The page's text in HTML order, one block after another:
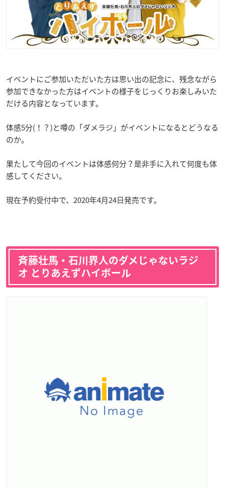
イベントにご参加いただいた方は思い出の記念に、残念ながら
参加できなかった方はイベントの様子をじっくりお楽しみいた
だける内容となっています。
体感5分(！？)と噂の「ダメラジ」がイベントになるとどうなる
のか。
果たして今回のイベントは体感何分？是非手に入れて何度も体
感してください。
現在予約受付中で、2020年4月24日発売です。
斉藤壮馬・石川界人のダメじゃないラジ
オ とりあえずハイボール